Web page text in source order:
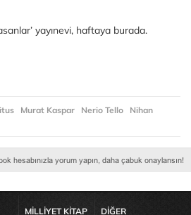
yayınevi, haftaya burada.
Murat Kaspar Nerio Tello
Nihan
MİLLİYET KİTAP DİĞER